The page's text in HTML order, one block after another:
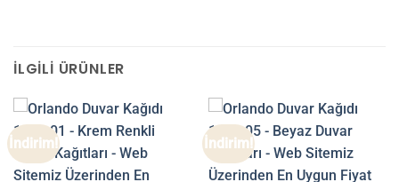
İLGILI ÜRÜNLER
İndirim! İndirim!